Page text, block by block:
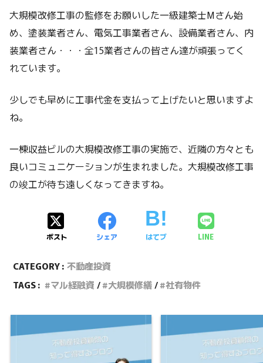
大規模改修工事の監修をお願いした一級建築士Mさん始
め、塗装業者さん、電気工事業者さん、設備業者さん、内
装業者さん・・・全15業者さんの皆さん達が頑張ってく
れています。
少しでも早めに工事代金を支払って上げたいと思いますよ
ね。
一棟収益ビルの大規模改修工事の実施で、近隣の方々とも
良いコミュニケーションが生まれました。大規模改修工事
の竣工が待ち遠しくなってきますね。
ポスト シェア はてブ LINE
CATEGORY : 不動産投資
TAGS :
マル経融資 大規模修繕 社有物件